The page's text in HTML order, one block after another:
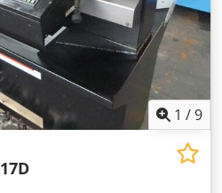
1 /9